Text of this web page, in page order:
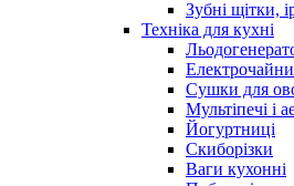
Зубні щітки,
Техніка для кухні
Сушки для
Мультіпечі і
Йогуртниці
Скиборізки
Ваги кухонні